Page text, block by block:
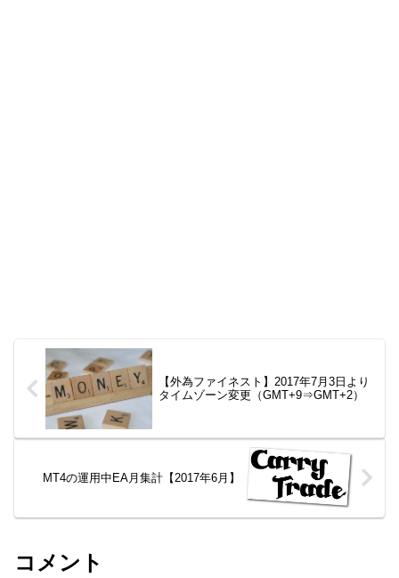
【外為ファイネスト】2017年7月3日より
タイムゾーン変更（GMT+9⇒GMT+2）
MT4の運用中EA月集計【2017年6月】
コメント